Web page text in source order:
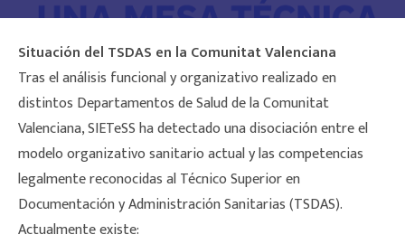
Situación del TSDAS en la Comunitat Valenciana
Tras el análisis funcional y organizativo realizado en
distintos Departamentos de Salud de la Comunitat
Valenciana, SIETeSS ha detectado una disociación entre el
modelo organizativo sanitario actual y las competencias
legalmente reconocidas al Técnico Superior en
Documentación y Administración Sanitarias (TSDAS).
Actualmente existe: